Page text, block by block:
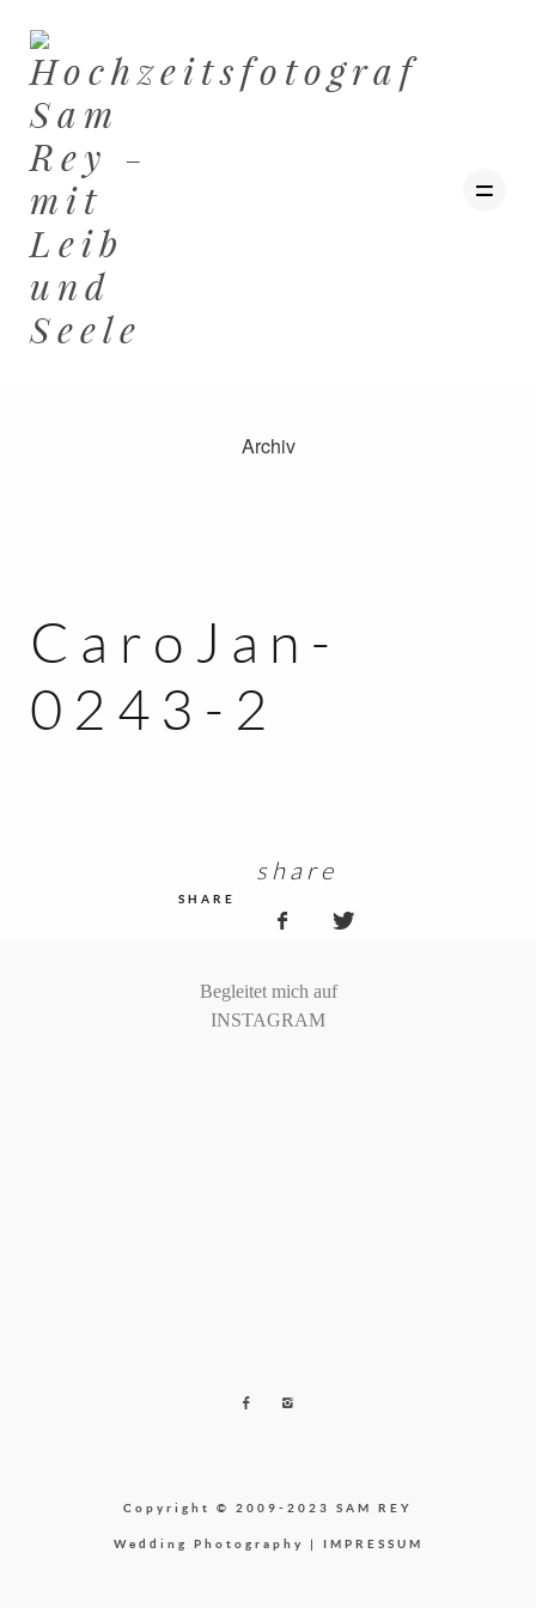
KONTAKT
KUNDEN ZUGANG
Archiv
CaroJan-
0243-2
SHARE
share
Begleitet mich auf
INSTAGRAM
Copyright © 2009-2023 SAM REY
Wedding Photography | IMPRESSUM